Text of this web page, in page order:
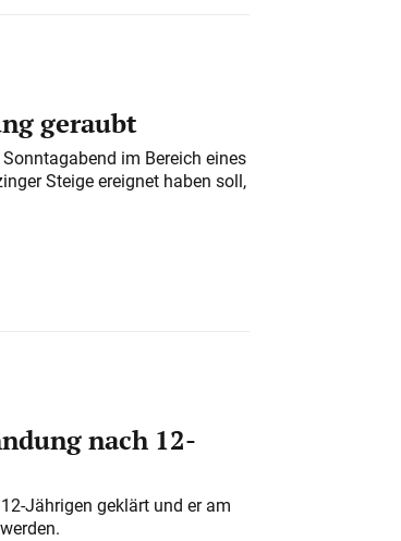
geraubt
im Bereich eines
Steige ereignet haben soll,
nach 12-
Jährigen geklärt und er am